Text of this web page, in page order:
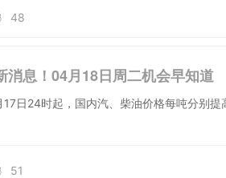
48
消息！04月18日周二机会早知道
日24时起，国内汽、柴油价格每吨分别
51